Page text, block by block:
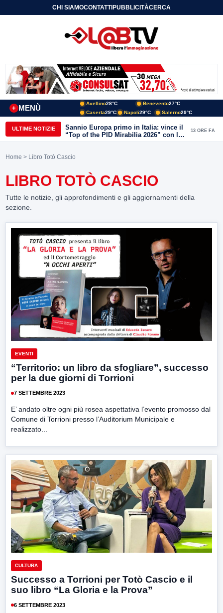
CHI SIAMOCONTATTIPUBBLICITÀCERCA
MENÙ
+
Avellino28°C Benevento27°C
Caserta29°C Napoli29°C Salerno29°C
ULTIME NOTIZIE
Sannio Europa primo in Italia: vince il
“Top of the PID Mirabilia 2026” con la
realtà virtuale nei musei del Sannio
13 ORE FA
Home > Libro Totò Cascio
LIBRO TOTÒ CASCIO
Tutte le notizie, gli approfondimenti e gli aggiornamenti della
sezione.
EVENTI
“Territorio: un libro da sfogliare”, successo
per la due giorni di Torrioni
7 SETTEMBRE 2023
E’ andato oltre ogni più rosea aspettativa l’evento promosso dal
Comune di Torrioni presso l’Auditorium Municipale e
realizzato...
CULTURA
Successo a Torrioni per Totò Cascio e il
suo libro “La Gloria e la Prova”
6 SETTEMBRE 2023